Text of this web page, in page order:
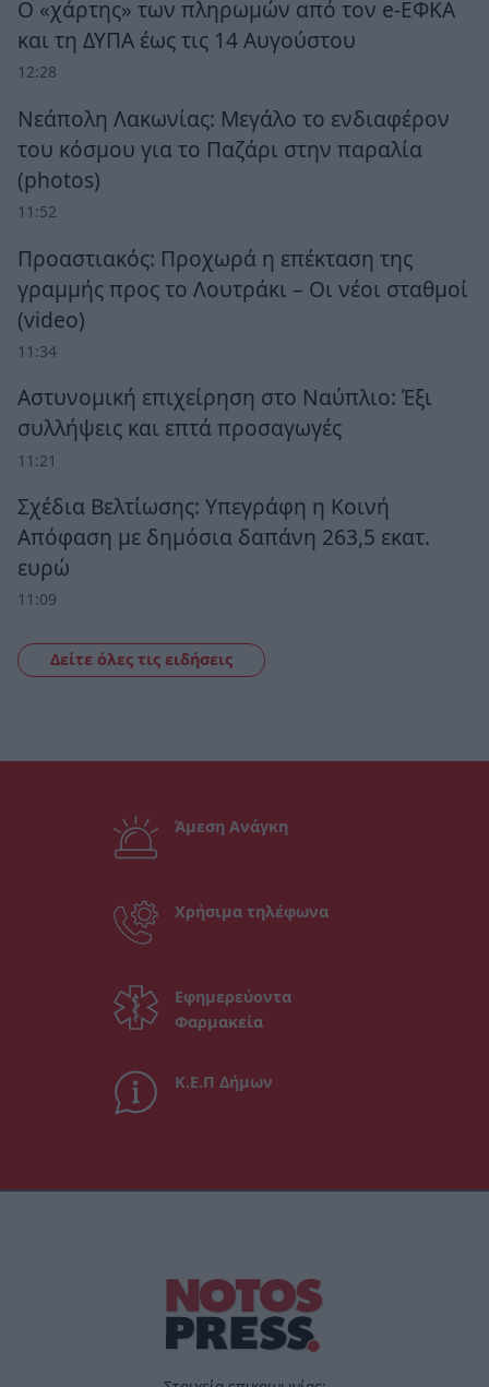
Ο «χάρτης» των πληρωμών από τον e-ΕΦΚΑ
και τη ΔΥΠΑ έως τις 14 Αυγούστου
12:28
Νεάπολη Λακωνίας: Μεγάλο το ενδιαφέρον
του κόσμου για το Παζάρι στην παραλία
(photos)
11:52
Προαστιακός: Προχωρά η επέκταση της
γραμμής προς το Λουτράκι – Οι νέοι σταθμοί
(video)
11:34
Αστυνομική επιχείρηση στο Ναύπλιο: Έξι
συλλήψεις και επτά προσαγωγές
11:21
Σχέδια Βελτίωσης: Υπεγράφη η Κοινή
Απόφαση με δημόσια δαπάνη 263,5 εκατ.
ευρώ
11:09
Δείτε όλες τις ειδήσεις
Άμεση Ανάγκη
Χρήσιμα τηλέφωνα
Εφημερεύοντα
Φαρμακεία
Κ.Ε.Π Δήμων